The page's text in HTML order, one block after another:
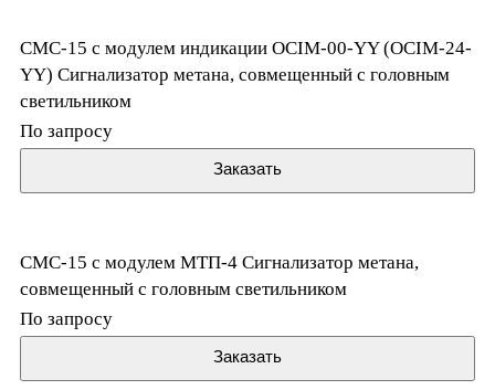
СМС-15 с модулем индикации OCIM-00-YY (OCIM-24-
YY) Сигнализатор метана, совмещенный с головным
светильником
По запросу
Заказать
СМС-15 с модулем МТП-4 Сигнализатор метана,
совмещенный с головным светильником
По запросу
Заказать